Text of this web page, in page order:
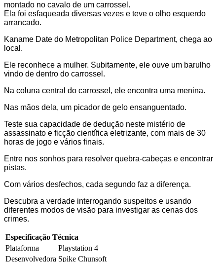
montado no cavalo de um carrossel.
Ela foi esfaqueada diversas vezes e teve o olho esquerdo
arrancado.
Kaname Date do Metropolitan Police Department, chega ao
local.
Ele reconhece a mulher. Subitamente, ele ouve um barulho
vindo de dentro do carrossel.
Na coluna central do carrossel, ele encontra uma menina.
Nas mãos dela, um picador de gelo ensanguentado.
Teste sua capacidade de dedução neste mistério de
assassinato e ficção científica eletrizante, com mais de 30
horas de jogo e vários finais.
Entre nos sonhos para resolver quebra-cabeças e encontrar
pistas.
Com vários desfechos, cada segundo faz a diferença.
Descubra a verdade interrogando suspeitos e usando
diferentes modos de visão para investigar as cenas dos
crimes.
Especificação Técnica
Plataforma
Playstation 4
Desenvolvedora Spike Chunsoft